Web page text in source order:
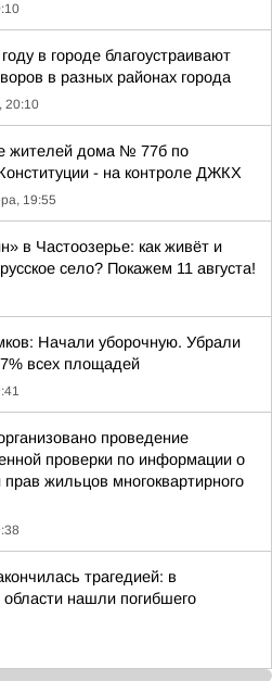
в городе благоустраивают
в разных районах города
20:10
жителей дома № 77б по
- на контроле ДЖКХ
19:55
в Частоозерье: как живёт и
село? Покажем 11 августа!
Начали уборочную. Убрали
всех площадей
проведение
проверки по информации о
жильцов многоквартирного
трагедией: в
области нашли погибшего